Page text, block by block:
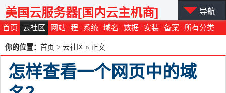
首页 云社区 网站 程 系统 域名 数据 安装 备案 所有分类
美国云服务器[国内云主机商] 导航
你的位置： 首页 > 云社区 » 正文
怎样查看一个网页中的域